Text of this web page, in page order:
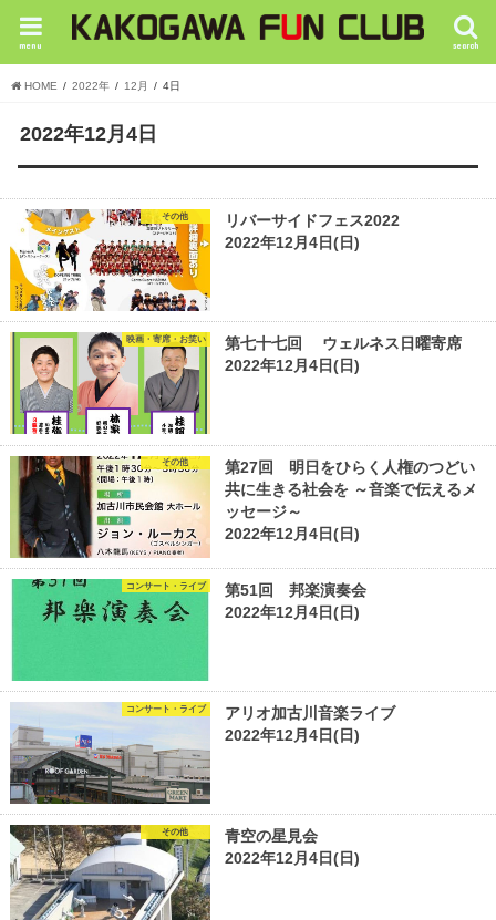
search
menu
HOME 2022年 12月 4日
2022年12月4日
その他
リバーサイドフェス2022
2022年12月4日(日)
映画・寄席・お笑い
第七十七回 ウェルネス日曜寄席
2022年12月4日(日)
その他
第27回 明日をひらく人権のつどい
共に生きる社会を ～音楽で伝えるメ
ッセージ～
2022年12月4日(日)
コンサート・ライブ
第51回 邦楽演奏会
2022年12月4日(日)
コンサート・ライブ
アリオ加古川音楽ライブ
2022年12月4日(日)
その他
青空の星見会
2022年12月4日(日)